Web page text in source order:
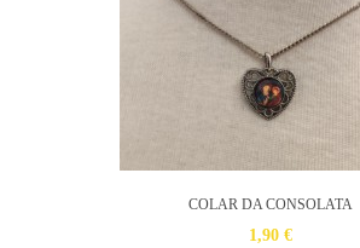
COLAR DA CONSOLATA
1,90 €